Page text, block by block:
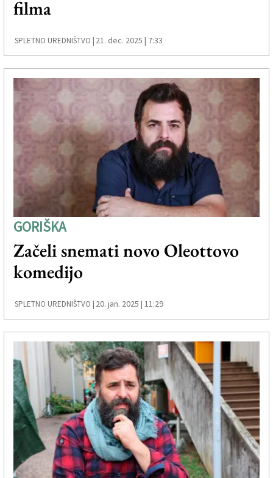
Založnik
Zadruga PD
Naročnine
filma
SPLETNO UREDNIŠTVO | 21. dec. 2025 | 7:33
GORIŠKA
Začeli snemati novo Oleottovo
komedijo
SPLETNO UREDNIŠTVO | 20. jan. 2025 | 11:29